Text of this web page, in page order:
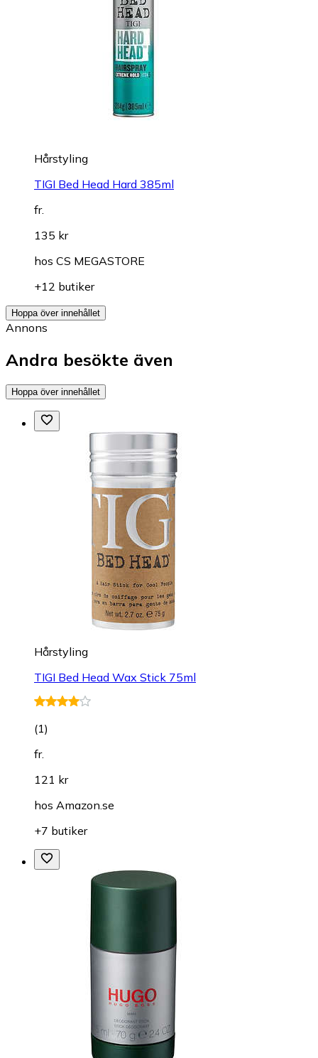
Hårstyling
TIGI Bed Head Hard 385ml
fr.
135 kr
hos CS MEGASTORE
+12 butiker
Hoppa över innehållet
Annons
Andra besökte även
Hoppa över innehållet
Hårstyling
TIGI Bed Head Wax Stick 75ml
(1)
fr.
121 kr
hos Amazon.se
+7 butiker